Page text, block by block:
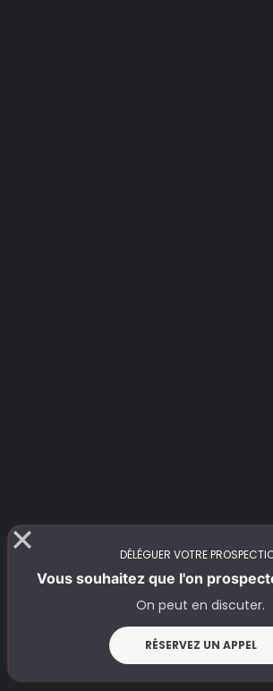
DÉLÉGUER VOTRE
Vous souhaitez que l'on
On peut en discuter.
RÉSERVEZ UN APPEL